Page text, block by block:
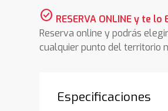
check_circle RESERVA ONLINE y te lo
Reserva online y podrás
cualquier punto del territorio
Especificaciones